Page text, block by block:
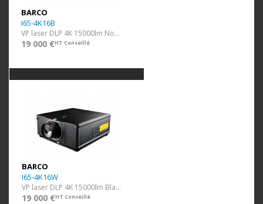
BARCO
I65-4K16B
VP laser DLP 4K 15000lm Noir ss optique
19 000 €HT Conseillé
BARCO
I65-4K16W
VP laser DLP 4K 15000lm Blanc ss optique
19 000 €HT Conseillé